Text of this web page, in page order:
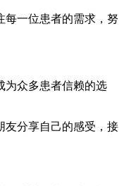
每一位患者的需求，努
为众多患者信赖的选
友分享自己的感受，接